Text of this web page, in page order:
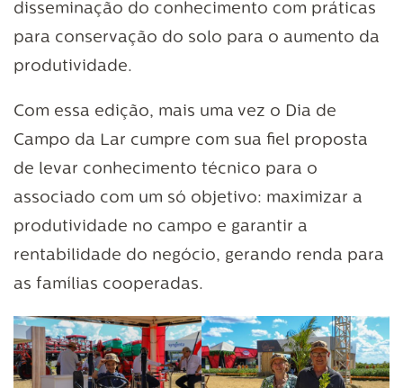
disseminação do conhecimento com práticas
para conservação do solo para o aumento da
produtividade.
Com essa edição, mais uma vez o Dia de
Campo da Lar cumpre com sua fiel proposta
de levar conhecimento técnico para o
associado com um só objetivo: maximizar a
produtividade no campo e garantir a
rentabilidade do negócio, gerando renda para
as famílias cooperadas.